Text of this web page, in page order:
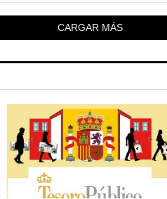
solidaridad
CARGAR MÁS